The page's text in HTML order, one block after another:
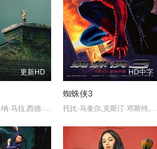
更新HD
格蕾塔·李,瓦格纳·马拉,西德·爱德华兹,刘易斯·古迪,奥黛丽·安德森,南希·鲍德温,陶妮·丰塔纳,杰德·奥金,奥利弗·亨利·阿诺德,加百列·钟,费莉西蒂·鲍恩,Riley Chung,艾玛·霍,诺亚·亚历山大·索斯诺夫斯基
HD中字
蜘蛛侠3
托比·马奎尔,克斯汀·邓斯特,詹姆斯·弗兰科,托马斯·哈登·丘奇